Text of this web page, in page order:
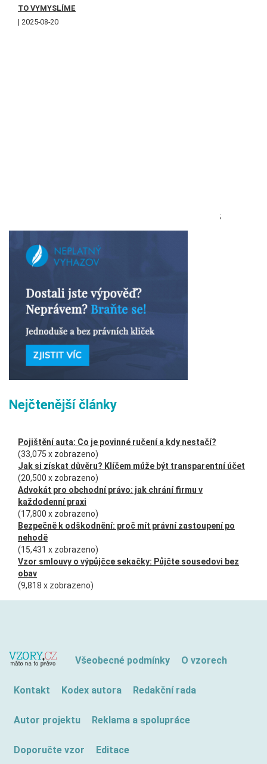
TO VYMYSLÍME
2025-08-20
;
Nejčtenější články
Pojištění auta: Co je povinné ručení a kdy nestačí?
(33,075 x zobrazeno)
Jak si získat důvěru? Klíčem může být transparentní účet
(20,500 x zobrazeno)
Advokát pro obchodní právo: jak chrání firmu v
každodenní praxi
(17,800 x zobrazeno)
Bezpečně k odškodnění: proč mít právní zastoupení po
nehodě
(15,431 x zobrazeno)
Vzor smlouvy o výpůjčce sekačky: Půjčte sousedovi bez
obav
(9,818 x zobrazeno)
Všeobecné podmínky O vzorech
Kontakt Kodex autora Redakční rada
Autor projektu Reklama a spolupráce
Doporučte vzor Editace